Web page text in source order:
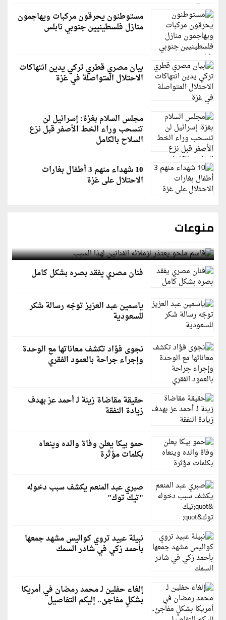
مستوطنون يحرقون مركبات ويهاجمون
منازل فلسطينيين جنوبي نابلس
بيان مصري قطري تركي يدين انتهاكات
الاحتلال المتواصلة في غزة
مجلس السلام بغزة: إسرائيل لن
تنسحب وراء الخط الأصفر قبل نزع
السلاح بالكامل
10 شهداء منهم 3 أطفال بغارات
الاحتلال على غزة
منوعات
قاسم ملحو يعتذر لزملائه الفنانين لهذا السبب
فنان مصري يفقد بصره بشكل كامل
ياسمين عبد العزيز توجّه رسالة شكر
للسعودية
نجوى فؤاد تكشف معاناتها مع الوحدة
وإجراء جراحة بالعمود الفقري
حقيقة مقاضاة زينة لـ أحمد عز بهدف
زيادة النفقة
حمو بيكا يعلن وفاة والده وينعاه
بكلمات مؤثرة
صبري عبد المنعم يكشف سبب دخوله
"تيك توك"
نبيلة عبيد تروي كواليس مشهد جمعها
بأحمد زكي في شادر السمك
إلغاء حفلين لـ محمد رمضان في أمريكا
بشكلٍ مفاجئ.. إليكم التفاصيل